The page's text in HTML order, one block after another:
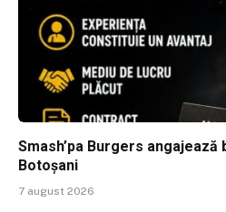
Smash’pa Burgers
Botoșani
7 august 2026